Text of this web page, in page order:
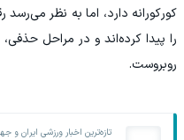
کورکورانه دارد، اما به نظر می‌رسد
را پیدا کرده‌اند و در مراحل
روبروست.
تازه‌ترین اخبار ورزشی ایران و